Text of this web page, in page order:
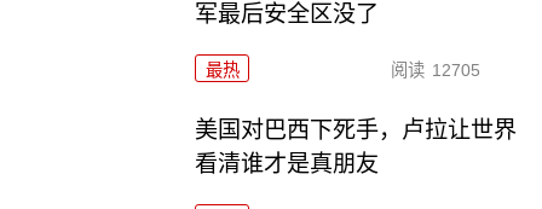
军最后安全区没了
最热 阅读 12705
美国对巴西下死手，卢拉让世界
看清谁才是真朋友